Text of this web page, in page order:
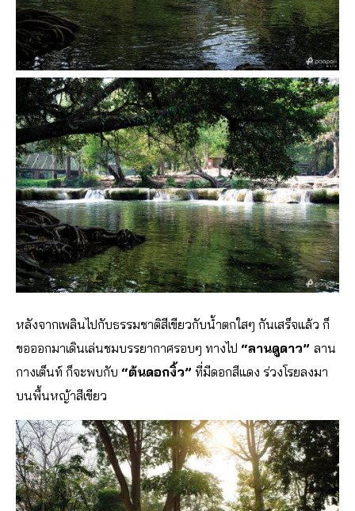
หลังจากเพลินไปกับธรรมชาติสีเขียวกับน้ำตกใสๆ กันเสร็จแล้ว ก็
ขอออกมาเดินเล่นชมบรรยากาศรอบๆ ทางไป “ลานดูดาว” ลาน
กางเต็นท์ ก็จะพบกับ “ต้นดอกงิ้ว” ที่มีดอกสีแดง ร่วงโรยลงมา
บนพื้นหญ้าสีเขียว